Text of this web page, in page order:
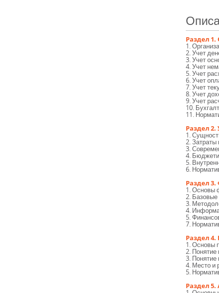
Раздел
1.
2. Учет
3. Учет
4. Учет
5. Учет
6. Учет
7. Учет
8. Учет
9. Учет
10.
11.
Раздел
1.
2. Затраты
3.
4.
5.
6.
Раздел
1. Основы
2.
3.
4.
5.
7.
Раздел
1. Основы
2. Понятие
3. Понятие
4. Место и
5.
Раздел 5.